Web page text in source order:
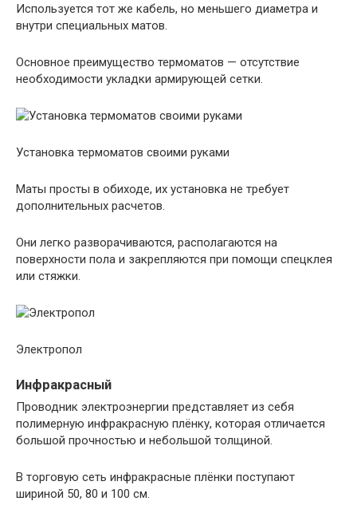
Используется тот же кабель, но меньшего диаметра и
внутри специальных матов.
Основное преимущество термоматов — отсутствие
необходимости укладки армирующей сетки.
Установка термоматов своими руками
Маты просты в обиходе, их установка не требует
дополнительных расчетов.
Они легко разворачиваются, располагаются на
поверхности пола и закрепляются при помощи спецклея
или стяжки.
Электропол
Инфракрасный
Проводник электроэнергии представляет из себя
полимерную инфракрасную плёнку, которая отличается
большой прочностью и небольшой толщиной.
В торговую сеть инфракрасные плёнки поступают
шириной 50, 80 и 100 см.